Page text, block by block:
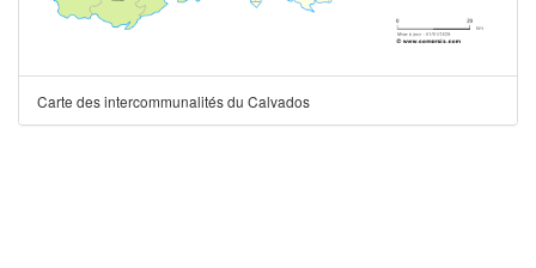
Carte des intercommunalités du Calvados